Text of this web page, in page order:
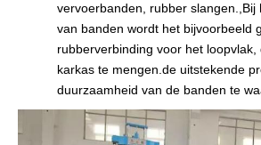
vervoerbanden, rubber slangen.,Bij
van banden wordt het bijvoorbeeld
rubberverbinding voor het loopvlak,
karkas te mengen.de uitstekende
duurzaamheid van de banden te